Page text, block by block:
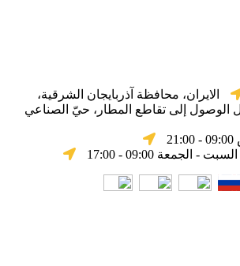
الایران، محافظة آذربایجان الشرقیة،
الوصول إلى تقاطع المطار، حيّ الصناعي
السبت - الجمعة 09:00 - 17:00